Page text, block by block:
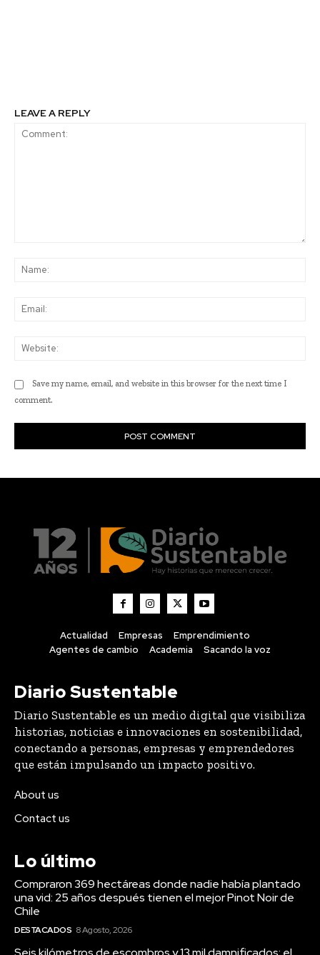
Actualidad Empresas
Emprendimiento
Agentes de cambio
Academia Sacando la voz
Diario Sustentable
Diario Sustentable es un medio digital que visibiliza
historias, noticias e innovaciones en sostenibilidad,
conectando a personas, empresas y emprendedores
que están impulsando un impacto positivo.
About us
Contact us
Lo último
Compraron 369 hectáreas donde nadie había plantado
una vid: 25 años después tienen el mejor Pinot Noir de
Chile
DESTACADOS 8 Agosto, 2026